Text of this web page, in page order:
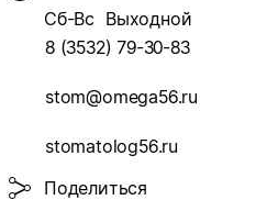
Сб-Вс Выходной
8 (3532) 79-30-83
stom@omega56.ru
stomatolog56.ru
Поделиться